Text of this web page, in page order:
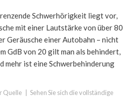
Schwerhörigkeit liegt vor,
mit einer Lautstärke von über 80
Geräusche einer Autobahn – nicht
GdB von 20 gilt man als behindert,
mehr ist eine Schwerbehinderung
Quelle Sehen Sie sich die vollständige